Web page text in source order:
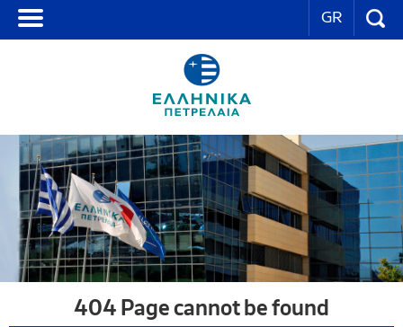
GR
404 Page cannot be found